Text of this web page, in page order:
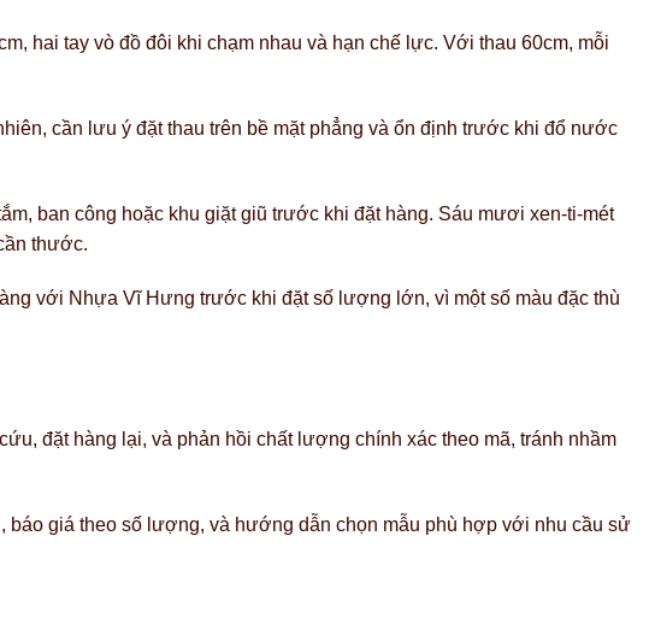
hai tay vò đồ đôi khi chạm nhau và hạn chế lực. Với thau 60cm, mỗi
cần lưu ý đặt thau trên bề mặt phẳng và ổn định trước khi đổ nước
ban công hoặc khu giặt giũ trước khi đặt hàng. Sáu mươi xen-ti-mét
thước.
với Nhựa Vĩ Hưng trước khi đặt số lượng lớn, vì một số màu đặc thù
đặt hàng lại, và phản hồi chất lượng chính xác theo mã, tránh nhầm
giá theo số lượng, và hướng dẫn chọn mẫu phù hợp với nhu cầu sử